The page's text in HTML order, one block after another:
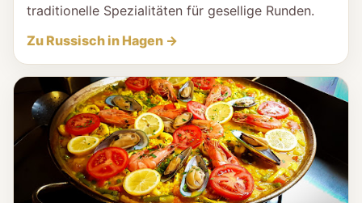
traditionelle Spezialitäten für gesellige Runden.
Zu Russisch in Hagen →